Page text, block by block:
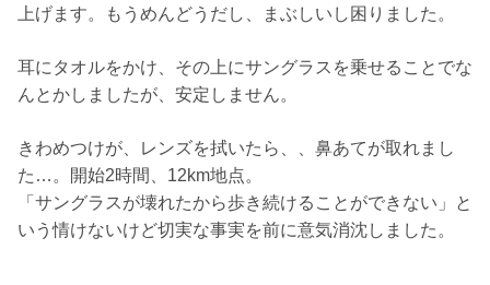
上げます。もうめんどうだし、まぶしいし困りました。
耳にタオルをかけ、その上にサングラスを乗せることでな
んとかしましたが、安定しません。
きわめつけが、レンズを拭いたら、、鼻あてが取れまし
た…。開始2時間、12km地点。
「サングラスが壊れたから歩き続けることができない」と
いう情けないけど切実な事実を前に意気消沈しました。